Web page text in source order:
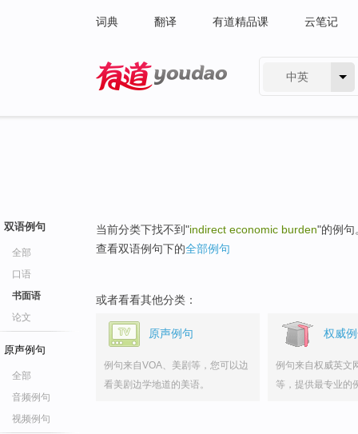
词典 翻译 有道精品课 云笔记
中英
双语例句
全部
口语
书面语
论文
原声例句
全部
音频例句
视频例句
当前分类下找不到"indirect economic burden"的例句
查看双语例句下的全部例句
或者看看其他分类：
原声例句
例句来自VOA、美剧等，您可以边
看美剧边学地道的美语。
权威
例句来自权威英文
等，提供最专业的